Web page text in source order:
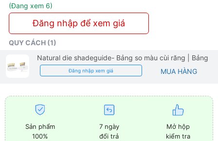
(Đang xem 6)
Đăng nhập để xem giá
QUY CÁCH (1)
Natural die shadeguide- Bảng so màu cùi răng
| Bảng
Đăng nhập xem giá MUA HÀNG
Sản phẩm
100%
7 ngày
đổi trả
Mở hộp
kiểm tra